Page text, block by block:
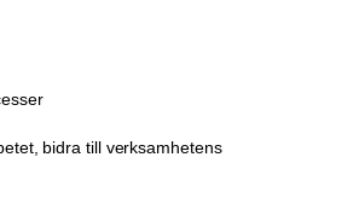
bidra till verksamhetens